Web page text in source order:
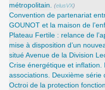
métropolitain. (elusVX)
Convention de partenariat
GOUNOT et la maison de
Plateau Fertile : relance de
mise à disposition d’un
situé Avenue de la Division
Crise énergétique et inflation.
associations. Deuxième série
Octroi de la protection